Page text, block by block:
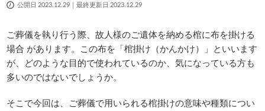
公開日 2023.12.29｜最終更新日 2023.12.29
ご葬儀を執り行う際、故人様のご遺体を納める棺に布を掛ける
場合 があります。この布を「棺掛け（かんかけ）」といいます
が、どのような目的で使われているのか、気になっている方も
多いのではないでしょうか。
そこで今回は、ご葬儀で用いられる棺掛けの意味や種類につい